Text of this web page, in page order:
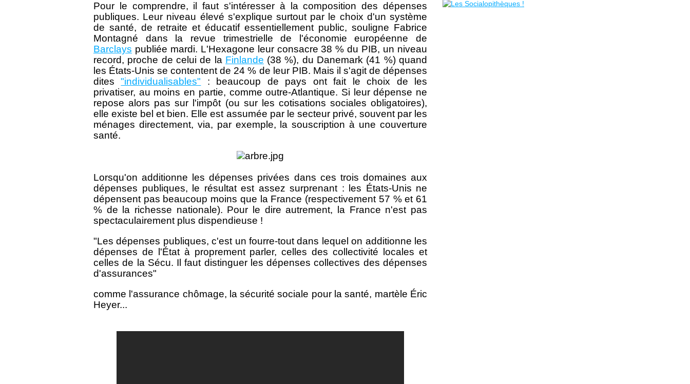
Pour le comprendre, il faut s'intéresser à la composition des dépenses
publiques. Leur niveau élevé s'explique surtout par le choix d'un système
de santé, de retraite et éducatif essentiellement public, souligne Fabrice
Montagné dans la revue trimestrielle de l'économie européenne de
Barclays publiée mardi. L'Hexagone leur consacre 38 % du PIB, un niveau
record, proche de celui de la Finlande (38 %), du Danemark (41 %) quand
les États-Unis se contentent de 24 % de leur PIB. Mais il s'agit de dépenses
dites"individualisables" : beaucoup de pays ont fait le choix de les
privatiser, au moins en partie, comme outre-Atlantique. Si leur dépense ne
repose alors pas sur l'impôt (ou sur les cotisations sociales obligatoires),
elle existe bel et bien. Elle est assumée par le secteur privé, souvent par les
ménages directement, via, par exemple, la souscription à une couverture
santé.
Lorsqu'on additionne les dépenses privées dans ces trois domaines aux
dépenses publiques, le résultat est assez surprenant : les États-Unis ne
dépensent pas beaucoup moins que la France (respectivement 57 % et 61
% de la richesse nationale). Pour le dire autrement, la France n'est pas
spectaculairement plus dispendieuse !
"Les dépenses publiques, c'est un fourre-tout dans lequel on additionne les
dépenses de l'État à proprement parler, celles des collectivité locales et
celles de la Sécu. Il faut distinguer les dépenses collectives des dépenses
d'assurances"
comme l'assurance chômage, la sécurité sociale pour la santé, martèle Éric
Heyer...